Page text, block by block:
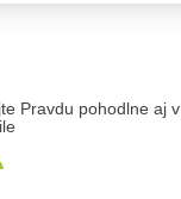
Pravdu pohodlne aj v